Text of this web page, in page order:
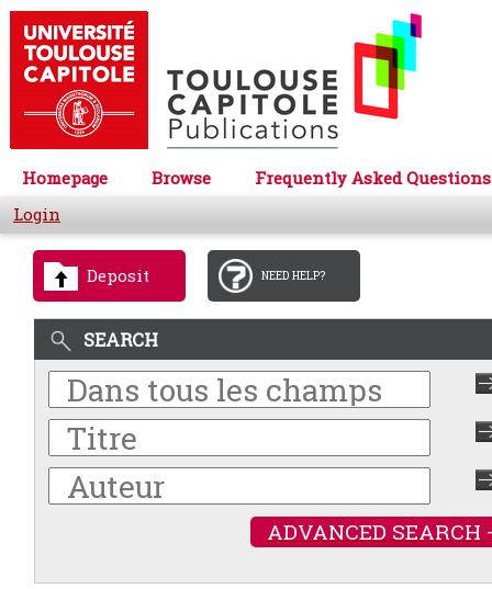
Homepage Browse
Frequently Asked Questions
Login
Deposit NEED HELP?
SEARCH
ADVANCED SEARCH